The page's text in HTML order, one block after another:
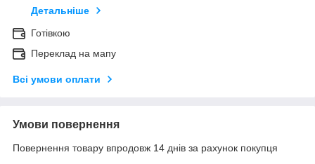
Детальніше
Готівкою
Переклад на мапу
Всі умови оплати
Умови повернення
Повернення товару впродовж 14 днів за рахунок покупця